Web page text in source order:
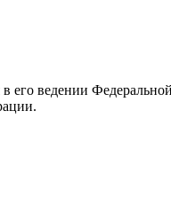
его ведении